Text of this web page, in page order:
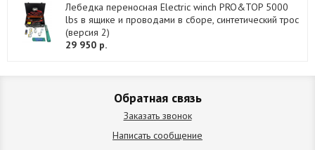
Лебедка переносная Electric winch PRO&TOP 5000
lbs в ящике и проводами в сборе, синтетический трос
(версия 2)
29 950 р.
Обратная связь
Заказать звонок
Написать сообщение